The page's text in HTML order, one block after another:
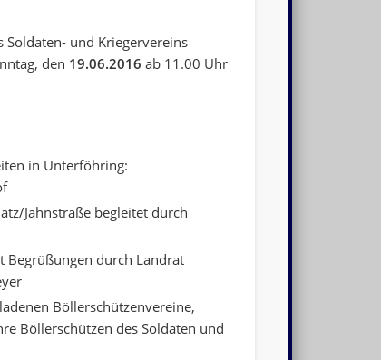
und Kriegervereins
den 19.06.2016 ab 11.00 Uhr
in Unterföhring:
Jahnstraße begleitet durch
Begrüßungen durch Landrat
Böllerschützenvereine,
Böllerschützen des Soldaten und